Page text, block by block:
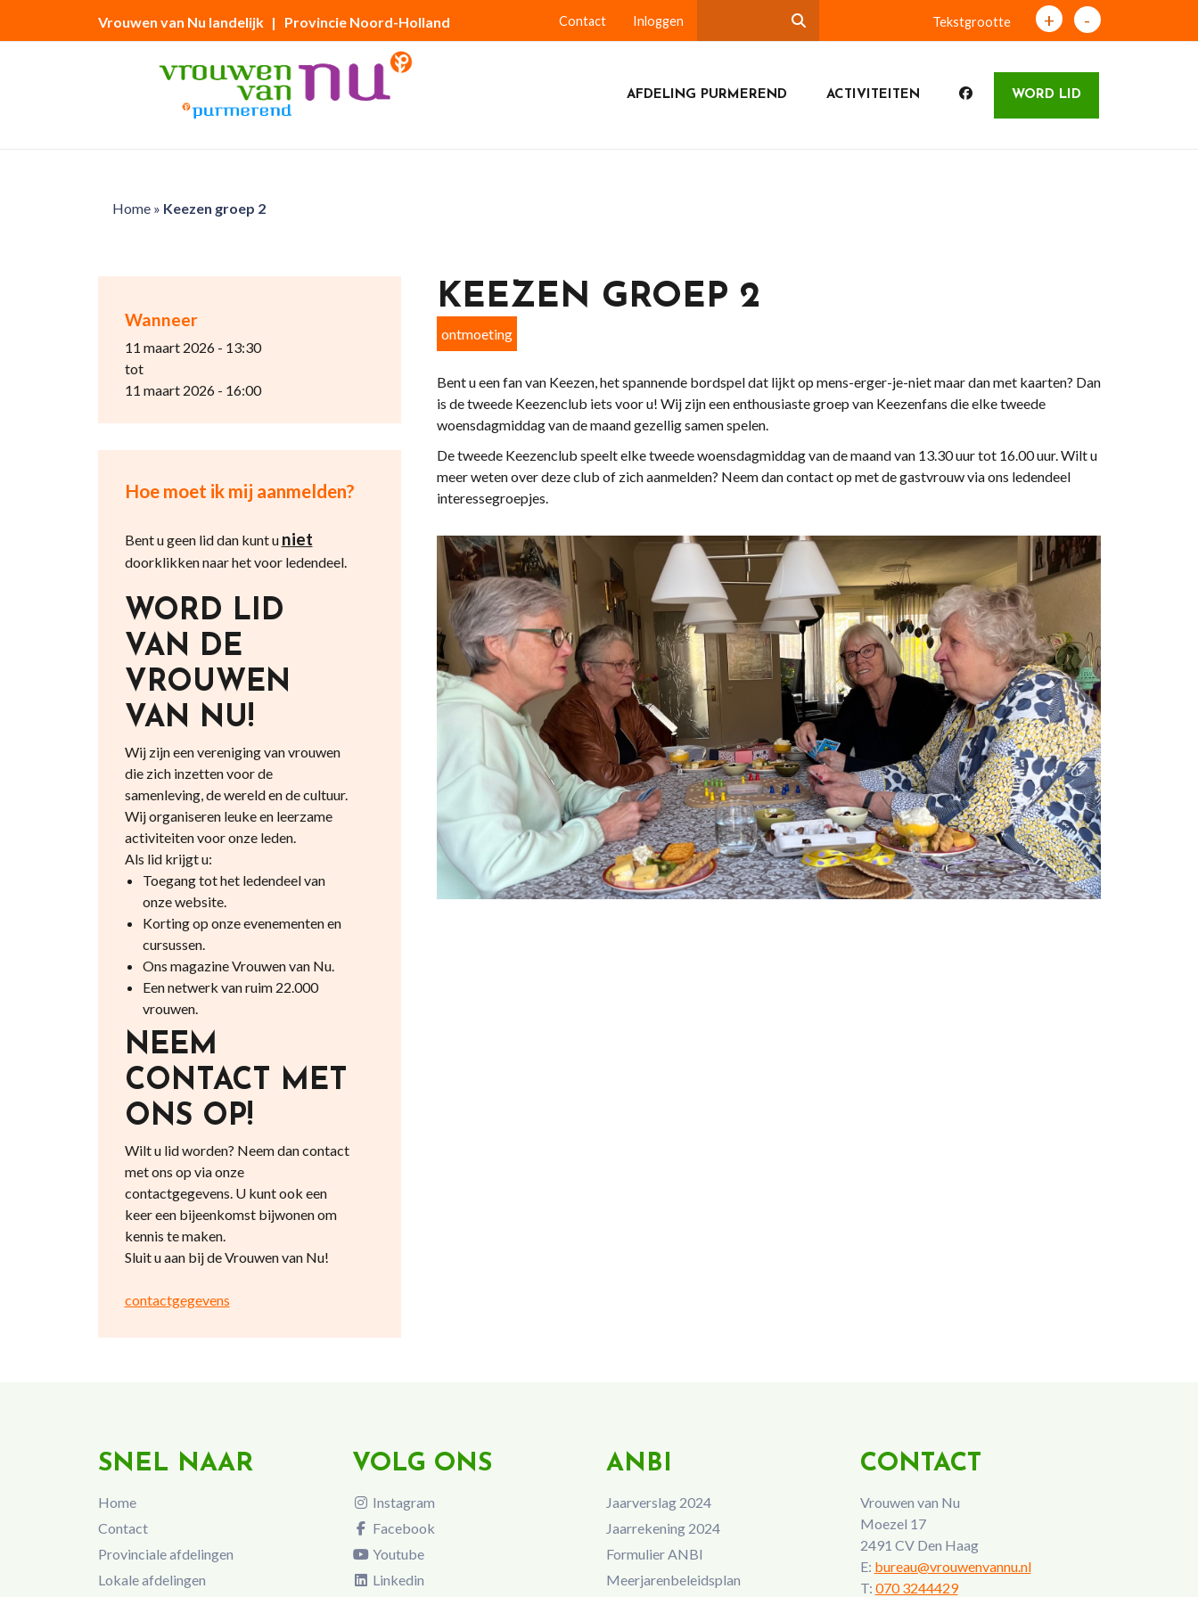
Vrouwen van Nu landelijk | Provincie Noord-Holland Contact Inloggen Tekstgrootte + -
AFDELING PURMEREND ACTIVITEITEN WORD LID
Home» Keezen groep 2
Wanneer
11 maart 2026 - 13:30
tot
11 maart 2026 - 16:00
Hoe moet ik mij aanmelden?
Bent u geen lid dan kunt u niet
doorklikken naar het voor ledendeel.
WORD LID
VAN DE
VROUWEN
VAN NU!
Wij zijn een vereniging van vrouwen
die zich inzetten voor de
samenleving, de wereld en de cultuur.
Wij organiseren leuke en leerzame
activiteiten voor onze leden.
Als lid krijgt u:
Toegang tot het ledendeel van
onze website.
Korting op onze evenementen en
cursussen.
Ons magazine Vrouwen van Nu.
Een netwerk van ruim 22.000
vrouwen.
NEEM
CONTACT MET
ONS OP!
Wilt u lid worden? Neem dan contact
met ons op via onze
contactgegevens. U kunt ook een
keer een bijeenkomst bijwonen om
kennis te maken.
Sluit u aan bij de Vrouwen van Nu!
contactgegevens
KEEZEN GROEP 2
ontmoeting
Bent u een fan van Keezen, het spannende bordspel dat lijkt op mens-erger-je-niet maar dan met kaarten? Dan
is de tweede Keezenclub iets voor u! Wij zijn een enthousiaste groep van Keezenfans die elke tweede
woensdagmiddag van de maand gezellig samen spelen.
De tweede Keezenclub speelt elke tweede woensdagmiddag van de maand van 13.30 uur tot 16.00 uur. Wilt u
meer weten over deze club of zich aanmelden? Neem dan contact op met de gastvrouw via ons ledendeel
interessegroepjes.
SNEL NAAR
Home
Contact
Provinciale afdelingen
Lokale afdelingen
VOLG ONS
Instagram
Facebook
Youtube
Linkedin
ANBI
Jaarverslag 2024
Jaarrekening 2024
Formulier ANBI
Meerjarenbeleidsplan
CONTACT
Vrouwen van Nu
Moezel 17
2491 CV Den Haag
E: bureau@vrouwenvannu.nl
T: 070 3244429